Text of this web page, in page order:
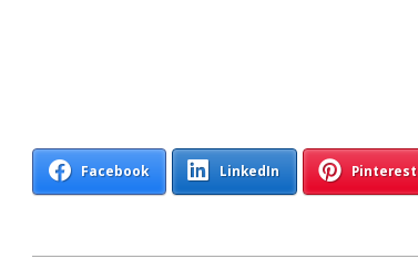
Facebook LinkedIn Pinterest